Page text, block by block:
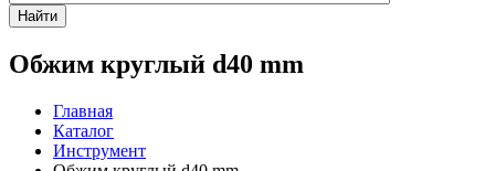
Найти
Обжим круглый d40 mm
Главная
Каталог
Инструмент